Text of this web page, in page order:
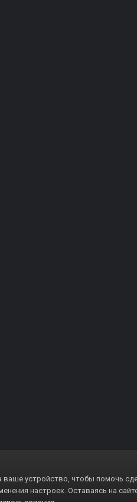
ваше устройство, чтобы помочь
настроек. Оставаясь на